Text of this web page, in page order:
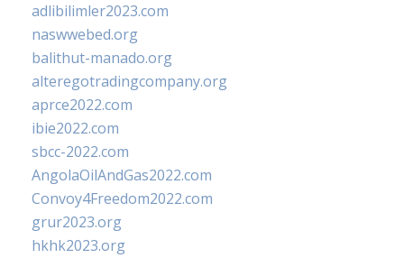
adlibilimler2023.com
naswwebed.org
balithut-manado.org
alteregotradingcompany.org
aprce2022.com
ibie2022.com
sbcc-2022.com
AngolaOilAndGas2022.com
Convoy4Freedom2022.com
grur2023.org
hkhk2023.org